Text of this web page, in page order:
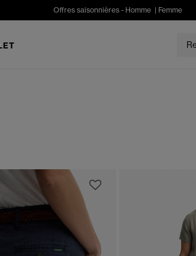
Offres saisonnières - Homme| Femme